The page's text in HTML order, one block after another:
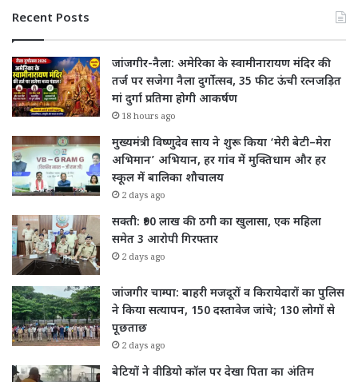
Recent Posts
जांजगीर-नैला: अमेरिका के स्वामीनारायण मंदिर की
तर्ज पर सजेगा नैला दुर्गोत्सव, 35 फीट ऊंची रत्नजड़ित
मां दुर्गा प्रतिमा होगी आकर्षण
18 hours ago
मुख्यमंत्री विष्णुदेव साय ने शुरू किया ‘मेरी बेटी–मेरा
अभिमान’ अभियान, हर गांव में मुक्तिधाम और हर
स्कूल में बालिका शौचालय
2 days ago
सक्ती: ₹90 लाख की ठगी का खुलासा, एक महिला
समेत 3 आरोपी गिरफ्तार
2 days ago
जांजगीर चाम्पा: बाहरी मजदूरों व किरायेदारों का पुलिस
ने किया सत्यापन, 150 दस्तावेज जांचे; 130 लोगों से
पूछताछ
2 days ago
बेटियों ने वीडियो कॉल पर देखा पिता का अंतिम